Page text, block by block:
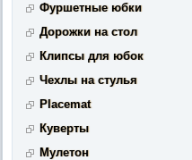
Фуршетные юбки
Дорожки на стол
Клипсы для юбок
Чехлы на стулья
Placemat
Куверты
Мулетон